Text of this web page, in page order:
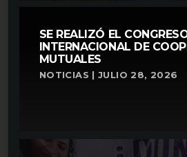
SE REALIZÓ EL
INTERNACIONAL DE
MUTUALES
NOTICIAS | JULIO 28, 2026